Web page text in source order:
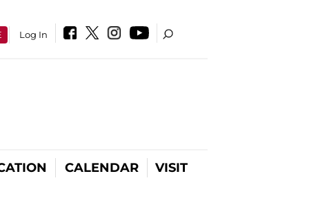
Log In
CALENDAR VISIT